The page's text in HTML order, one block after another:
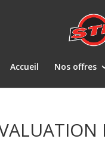
Accueil Nos offres